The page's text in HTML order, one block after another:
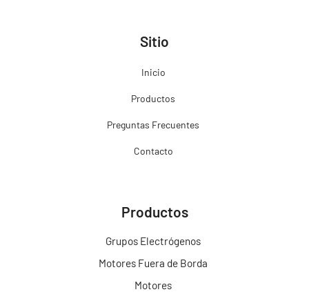
Sitio
Inicio
Productos
Preguntas Frecuentes
Contacto
Productos
Grupos Electrógenos
Motores Fuera de Borda
Motores